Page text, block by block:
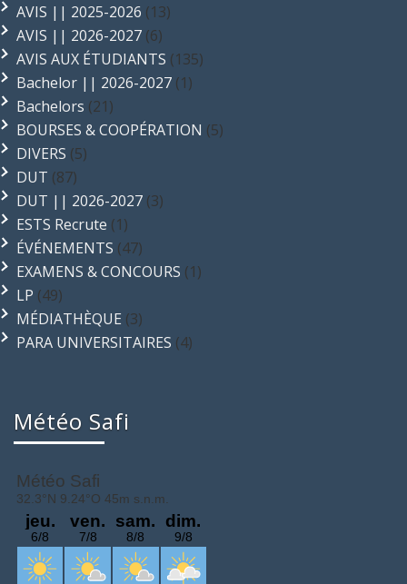
AVIS || 2025-2026 (13)
AVIS || 2026-2027 (6)
AVIS AUX ÉTUDIANTS (135)
Bachelor || 2026-2027 (1)
Bachelors (21)
BOURSES & COOPÉRATION (5)
DIVERS (5)
DUT (87)
DUT || 2026-2027 (3)
ESTS Recrute (1)
ÉVÉNEMENTS (47)
EXAMENS & CONCOURS (1)
LP (49)
MÉDIATHÈQUE (3)
PARA UNIVERSITAIRES (4)
Météo Safi